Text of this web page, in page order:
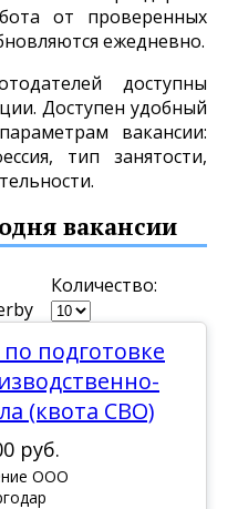
от проверенных
ежедневно.
доступны
Доступен удобный
вакансии:
тип занятости,
вакансии
Количество:
(квота СВО)
руб.
ООО